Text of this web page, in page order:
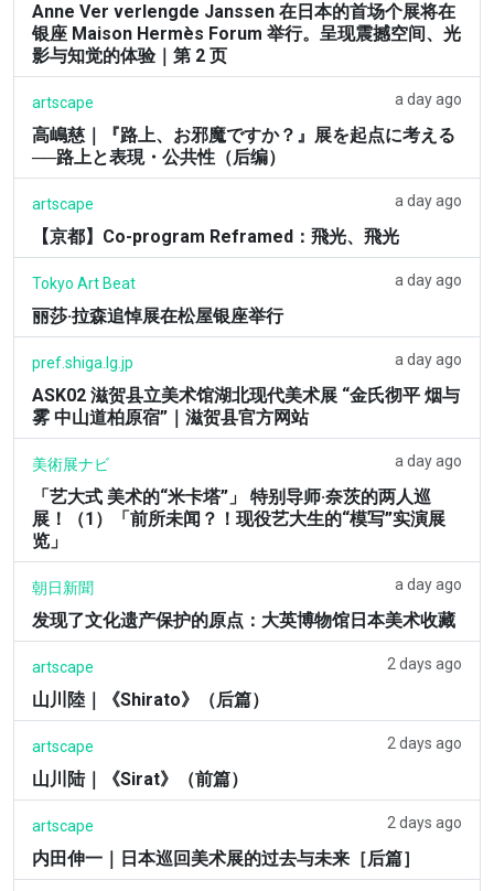
Anne Ver verlengde Janssen 在日本的首场个展将在
银座 Maison Hermès Forum 举行。呈现震撼空间、光
影与知觉的体验｜第 2 页
artscape a day ago
高嶋慈｜『路上、お邪魔ですか？』展を起点に考える
──路上と表現・公共性（后编）
artscape a day ago
【京都】Co-program Reframed：飛光、飛光
Tokyo Art Beat a day ago
丽莎·拉森追悼展在松屋银座举行
pref.shiga.lg.jp a day ago
ASK02 滋贺县立美术馆湖北现代美术展 “金氏彻平 烟与
雾 中山道柏原宿”｜滋贺县官方网站
美術展ナビ a day ago
「艺大式 美术的“米卡塔”」 特别导师·奈茨的两人巡
展！（1）「前所未闻？！现役艺大生的“模写”实演展
览」
朝日新聞 a day ago
发现了文化遗产保护的原点：大英博物馆日本美术收藏
artscape 2 days ago
山川陸｜《Shirato》（后篇）
artscape 2 days ago
山川陆｜《Sirat》（前篇）
artscape 2 days ago
内田伸一｜日本巡回美术展的过去与未来［后篇］